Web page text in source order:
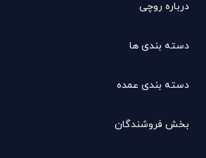
درباره روچی
دسته بندی ها
دسته بندی عمده
بخش فروشندگان